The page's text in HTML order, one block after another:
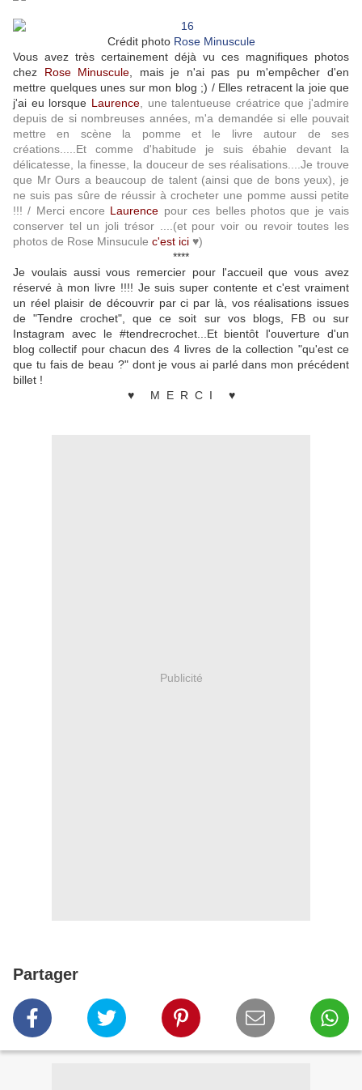
Crédit photo Rose Minuscule
Vous avez très certainement déjà vu ces magnifiques photos
chez Rose Minuscule , mais je n'ai pas pu m'empêcher d'en
mettre quelques unes sur mon blog ;) / Elles retracent la joie que
j'ai eu lorsque Laurence, une talentueuse créatrice que j'admire
depuis de si nombreuses années, m'a demandée si elle pouvait
mettre en scène la pomme et le livre autour de ses
créations.....Et comme d'habitude je suis ébahie devant la
délicatesse, la finesse, la douceur de ses réalisations....Je trouve
que Mr Ours a beaucoup de talent (ainsi que de bons yeux), je
ne suis pas sûre de réussir à crocheter une pomme aussi petite
!!! / Merci encore Laurence pour ces belles photos que je vais
conserver tel un joli trésor ....(et pour voir ou revoir toutes les
photos de Rose Minsucule c'est ici ♥)
****
Je voulais aussi vous remercier pour l'accueil que vous avez
réservé à mon livre !!!! Je suis super contente et c'est vraiment
un réel plaisir de découvrir par ci par là, vos réalisations issues
de "Tendre crochet", que ce soit sur vos blogs, FB ou sur
Instagram avec le #tendrecrochet...Et bientôt l'ouverture d'un
blog collectif pour chacun des 4 livres de la collection "qu'est ce
que tu fais de beau ?" dont je vous ai parlé dans mon précédent
billet !
♥ M E R C I ♥
Publicité
Partager